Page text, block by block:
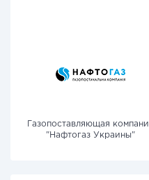
Газопоставляющая
"Нафтогаз Украины"